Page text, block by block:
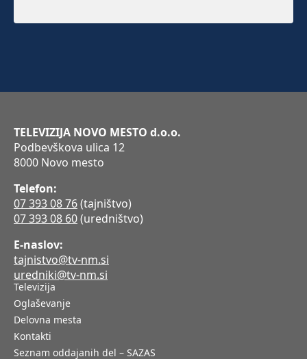
TELEVIZIJA NOVO MESTO d.o.o.
Podbevškova ulica 12
8000 Novo mesto
Telefon:
07 393 08 76(tajništvo)
07 393 08 60(uredništvo)
E-naslov:
tajnistvo@tv-nm.si
uredniki@tv-nm.si
Televizija
Oglaševanje
Delovna mesta
Kontakti
Seznam oddajanih del – SAZAS